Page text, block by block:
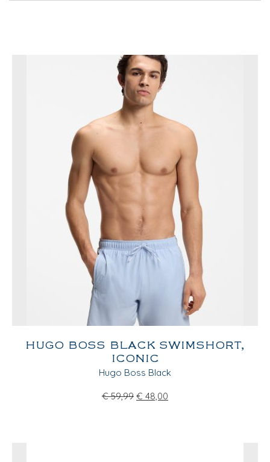
HUGO BOSS BLACK SWIMSHORT,
ICONIC
Hugo Boss Black
€ 59,99 € 48,00